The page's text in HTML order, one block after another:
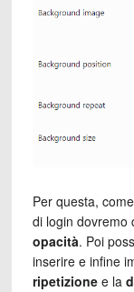
Per questa,
di login dovremo
opacità. Poi
inserire e infine
ripetizionee la